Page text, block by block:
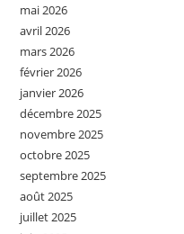
mai 2026
avril 2026
mars 2026
février 2026
janvier 2026
décembre 2025
novembre 2025
octobre 2025
septembre 2025
août 2025
juillet 2025